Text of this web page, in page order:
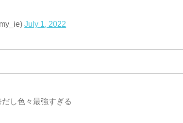
July 1, 2022
し色々最強すぎる